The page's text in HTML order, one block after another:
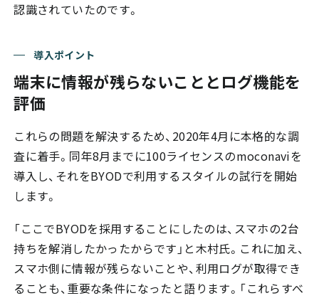
認識されていたのです。
導入ポイント
端末に情報が残らないこととログ機能を
評価
これらの問題を解決するため、2020年4月に本格的な調
査に着手。同年8月までに100ライセンスのmoconaviを
導入し、それをBYODで利用するスタイルの試行を開始
します。
「ここでBYODを採用することにしたのは、スマホの2台
持ちを解消したかったからです」と木村氏。これに加え、
スマホ側に情報が残らないことや、利用ログが取得でき
ることも、重要な条件になったと語ります。「これらすべ